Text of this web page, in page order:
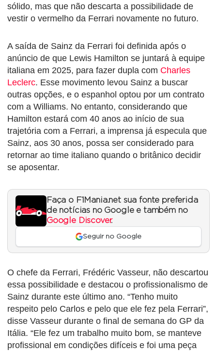
sólido, mas que não descarta a possibilidade de
vestir o vermelho da Ferrari novamente no futuro.
A saída de Sainz da Ferrari foi definida após o
anúncio de que Lewis Hamilton se juntará à equipe
italiana em 2025, para fazer dupla com Charles
Leclerc. Esse movimento levou Sainz a buscar
outras opções, e o espanhol optou por um contrato
com a Williams. No entanto, considerando que
Hamilton estará com 40 anos ao início de sua
trajetória com a Ferrari, a imprensa já especula que
Sainz, aos 30 anos, possa ser considerado para
retornar ao time italiano quando o britânico decidir
se aposentar.
Faça o F1Mania.net sua fonte preferida
de notícias no Google e também no
Google Discover.
Seguir no Google
O chefe da Ferrari, Frédéric Vasseur, não descartou
essa possibilidade e destacou o profissionalismo de
Sainz durante este último ano. “Tenho muito
respeito pelo Carlos e pelo que ele fez pela Ferrari”,
disse Vasseur durante o final de semana do GP da
Itália. “Ele fez um trabalho muito bom, se manteve
profissional em condições difíceis e foi uma peça